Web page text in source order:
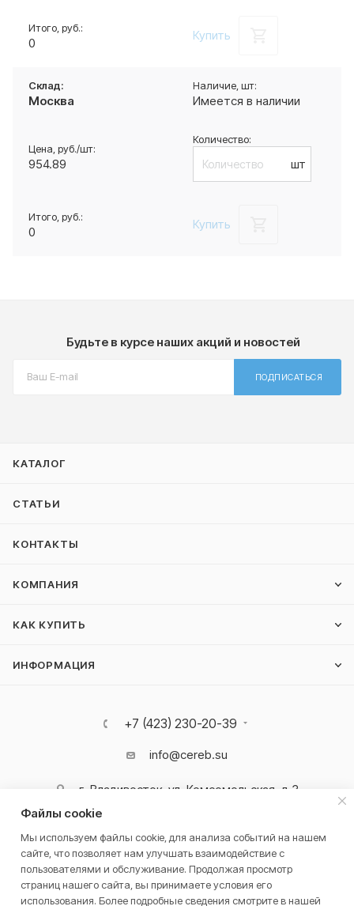
0 Купить
Москва Имеется в наличии
954.89 шт
0 Купить
Будьте в курсе наших акций и новостей
ПОДПИСАТЬСЯ
КАТАЛОГ
СТАТЬИ
КОНТАКТЫ
КОМПАНИЯ
КАК КУПИТЬ
ИНФОРМАЦИЯ
+7 (423) 230-20-39
info@cereb.su
г. Владивосток, ул. Комсомольская, д.3
2026 © Cerebrum
Файлы cookie
Мы используем файлы cookie, для анализа событий на нашем
сайте, что позволяет нам улучшать взаимодействие с
пользователями и обслуживание. Продолжая просмотр
страниц нашего сайта, вы принимаете условия его
использования. Более подробные сведения смотрите в нашей